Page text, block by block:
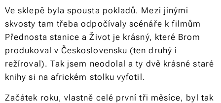
Ve sklepě byla spousta pokladů. Mezi jinými
skvosty tam třeba odpočívaly scénáře k filmům
Přednosta stanice a Život je krásný, které Brom
produkoval v Československu (ten druhý i
režíroval). Tak jsem neodolal a ty dvě krásné staré
knihy si na africkém stolku vyfotil.
Začátek roku, vlastně celé první tři měsíce, byl tak